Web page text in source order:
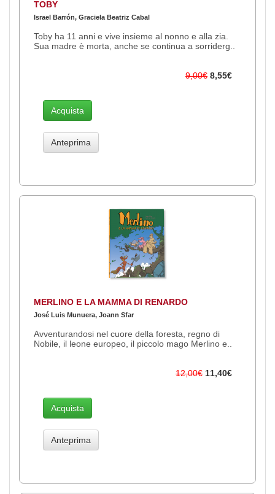
TOBY
Israel Barrón, Graciela Beatriz Cabal
Toby ha 11 anni e vive insieme al nonno e alla zia.
Sua madre è morta, anche se continua a sorriderg..
9,00€ 8,55€
Acquista
Anteprima
MERLINO E LA MAMMA DI RENARDO
José Luis Munuera, Joann Sfar
Avventurandosi nel cuore della foresta, regno di
Nobile, il leone europeo, il piccolo mago Merlino e..
12,00€ 11,40€
Acquista
Anteprima